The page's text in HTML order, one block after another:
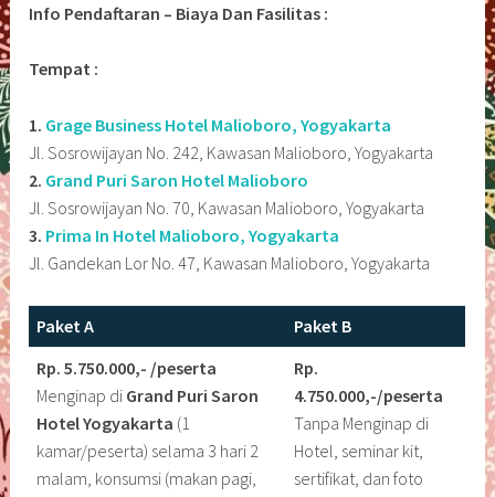
Info Pendaftaran – Biaya Dan Fasilitas :
Tempat :
1. Grage Business Hotel Malioboro, Yogyakarta
Jl. Sosrowijayan No. 242, Kawasan Malioboro, Yogyakarta
2. Grand Puri Saron Hotel Malioboro
Jl. Sosrowijayan No. 70, Kawasan Malioboro, Yogyakarta
3. Prima In Hotel Malioboro, Yogyakarta
Jl. Gandekan Lor No. 47, Kawasan Malioboro, Yogyakarta
Paket A
Paket B
Rp. 5.750.000,- /peserta
Menginap di Grand Puri Saron
Hotel Yogyakarta (1
kamar/peserta) selama 3 hari 2
malam, konsumsi (makan pagi,
Rp.
4.750.000,-/peserta
Tanpa Menginap di
Hotel, seminar kit,
sertifikat, dan foto